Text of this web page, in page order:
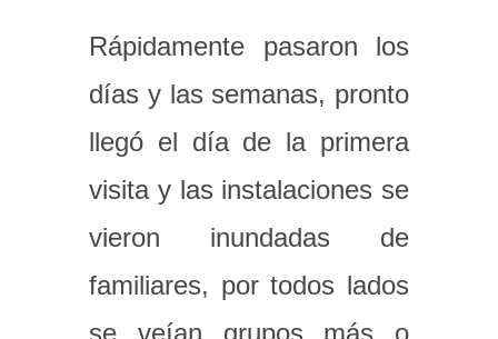
Rápidamente pasaron los
días y las semanas, pronto
llegó el día de la primera
visita y las instalaciones se
vieron inundadas de
familiares, por todos lados
se veían grupos más o